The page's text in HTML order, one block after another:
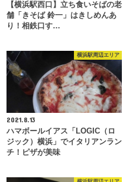
【横浜駅西口】立ち食いそばの老
舗「きそば 鈴一」はきしめんあ
り！相鉄口す…
横浜駅周辺エリア
2021.8.13
ハマボールイアス「LOGIC（ロ
ジック）横浜」でイタリアンラン
チ！ピザが美味